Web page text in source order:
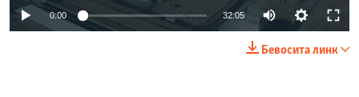
0:00 32:05
Бевосита линк